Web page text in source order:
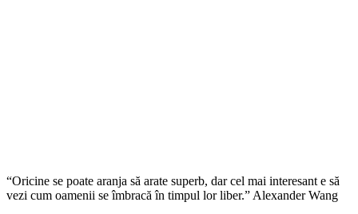
“Oricine se poate aranja să arate superb, dar cel mai interesant e să
vezi cum oamenii se îmbracă în timpul lor liber.” Alexander Wang